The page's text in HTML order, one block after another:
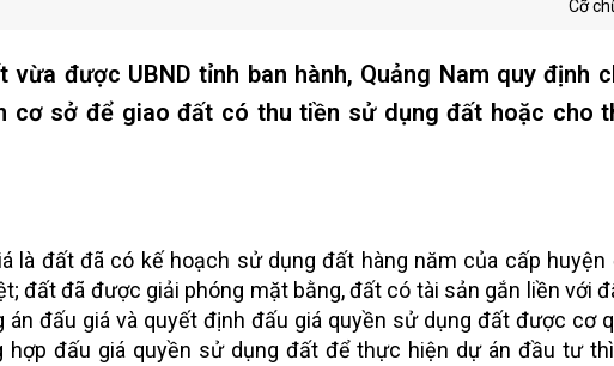
Cỡ
vừa được UBND tỉnh ban hành, Quảng Nam quy định
cơ sở để giao đất có thu tiền sử dụng đất hoặc cho
là đất đã có kế hoạch sử dụng đất hàng năm của cấp
đất đã được giải phóng mặt bằng, đất có tài sản gắn liền với
đấu giá và quyết định đấu giá quyền sử dụng đất được cơ
đấu giá quyền sử dụng đất để thực hiện dự án đầu tư